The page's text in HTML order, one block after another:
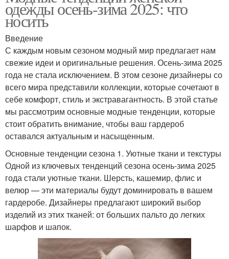
одежды осень-зима 2025: что
носить
Введение
С каждым новым сезоном модный мир предлагает нам
свежие идеи и оригинальные решения. Осень-зима 2025
года не стала исключением. В этом сезоне дизайнеры со
всего мира представили коллекции, которые сочетают в
себе комфорт, стиль и экстравагантность. В этой статье
мы рассмотрим основные модные тенденции, которые
стоит обратить внимание, чтобы ваш гардероб
оставался актуальным и насыщенным.
Основные тенденции сезона 1. Уютные ткани и текстуры
Одной из ключевых тенденций сезона осень-зима 2025
года стали уютные ткани. Шерсть, кашемир, флис и
велюр — эти материалы будут доминировать в вашем
гардеробе. Дизайнеры предлагают широкий выбор
изделий из этих тканей: от больших пальто до легких
шарфов и шапок.